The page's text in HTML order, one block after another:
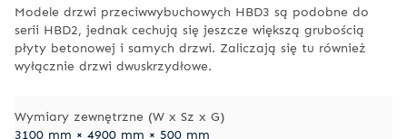
Modele drzwi przeciwwybuchowych HBD3 są podobne do
serii HBD2, jednak cechują się jeszcze większą grubością
płyty betonowej i samych drzwi. Zaliczają się tu również
wyłącznie drzwi dwuskrzydłowe.
Wymiary zewnętrzne (W x Sz x G)
3100 mm × 4900 mm × 500 mm